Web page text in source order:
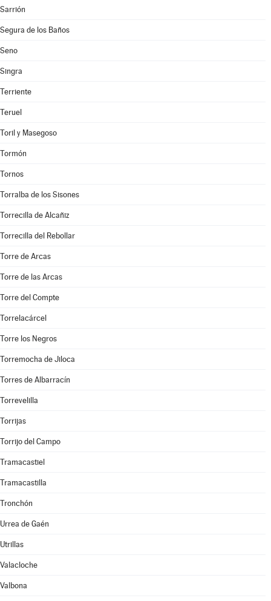
Sarrión
Segura de los Baños
Seno
Singra
Terriente
Teruel
Toril y Masegoso
Tormón
Tornos
Torralba de los Sisones
Torrecilla de Alcañiz
Torrecilla del Rebollar
Torre de Arcas
Torre de las Arcas
Torre del Compte
Torrelacárcel
Torre los Negros
Torremocha de Jiloca
Torres de Albarracín
Torrevelilla
Torrijas
Torrijo del Campo
Tramacastiel
Tramacastilla
Tronchón
Urrea de Gaén
Utrillas
Valacloche
Valbona